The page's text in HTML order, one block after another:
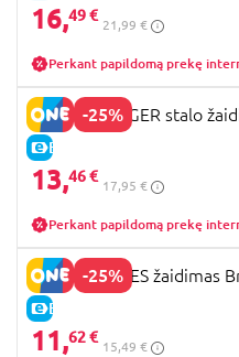
16,49 €
21,99 €
Perkant papildomą prekę
-25%
E-KAINA
RAVENSBURGER stalo
13,46 €
17,95 €
Perkant papildomą prekę
-25%
E-KAINA
SMART GAMES žaidimas
11,62 €
15,49 €